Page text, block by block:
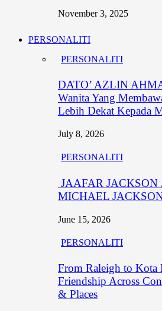
November 3, 2025
PERSONALITI
PERSONALITI
DATO’ AZLIN
Wanita Yang
Lebih Dekat Kepada
July 8, 2026
PERSONALITI
JAAFAR
MICHAEL
June 15, 2026
PERSONALITI
From Raleigh to Kota
Friendship Across
& Places